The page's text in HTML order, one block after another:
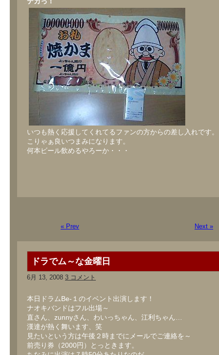
いつも熱く応援してくれてるファンの方からの差し入れです。
こりゃぁ良いつまみになります。
何本ビール飲めるやろーか・・・
« Prev Next »
ドラでム～な金曜日
6月 13, 2008 3 コメント
本日ドラムBe-１のイベント出演します！
ナオキバンドはフル出場～
直さん、zunnyさん、わいっちゃん、江利ちゃん…
漢達が熱く舞います、笑
見たいという方は午後２時までにメールでご連絡を～
前売り券（2000円）とっときます。